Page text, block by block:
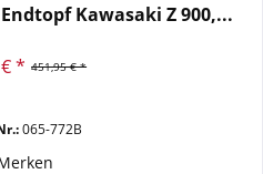
Kawasaki Z 900,...
451,95 € *
*
065-772B